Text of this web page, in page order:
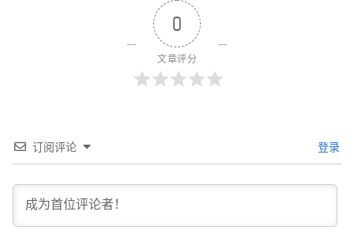
0
文章评分
订阅评论 登录